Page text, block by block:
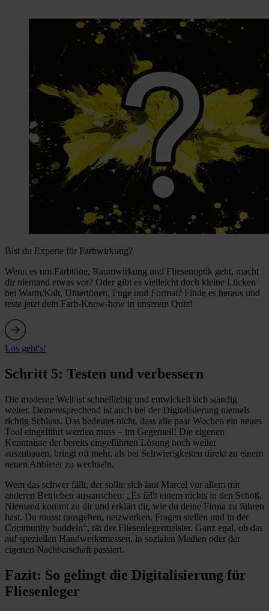
Bist du Experte für Farbwirkung?
Wenn es um Farbtöne, Raumwirkung und Fliesenoptik geht, macht
dir niemand etwas vor? Oder gibt es vielleicht doch kleine Lücken
bei Warm/Kalt, Untertönen, Fuge und Format? Finde es heraus und
teste jetzt dein Farb-Know-how in unserem Quiz!
Los geht's!
Schritt 5: Testen und verbessern
Die moderne Welt ist schnelllebig und entwickelt sich ständig
weiter. Dementsprechend ist auch bei der Digitalisierung niemals
richtig Schluss. Das bedeutet nicht, dass alle paar Wochen ein neues
Tool eingeführt werden muss – im Gegenteil! Die eigenen
Kenntnisse der bereits eingeführten Lösung noch weiter
auszubauen, bringt oft mehr, als bei Schwierigkeiten direkt zu einem
neuen Anbieter zu wechseln.
Wem das schwer fällt, der sollte sich laut Marcel vor allem mit
anderen Betrieben austauschen: „Es fällt einem nichts in den Schoß.
Niemand kommt zu dir und erklärt dir, wie du deine Firma zu führen
hast. Du musst rausgehen, netzwerken, Fragen stellen und in der
Community buddeln“, rät der Fliesenlegermeister. Ganz egal, ob das
auf speziellen Handwerksmessen, in sozialen Medien oder der
eigenen Nachbarschaft passiert.
Fazit: So gelingt die Digitalisierung für
Fliesenleger